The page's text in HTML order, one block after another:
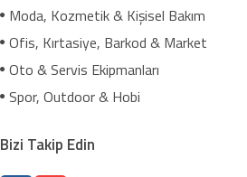
Moda, Kozmetik & Kişisel Bakım
Ofis, Kırtasiye, Barkod & Market
Oto & Servis Ekipmanları
Spor, Outdoor & Hobi
Bizi Takip Edin